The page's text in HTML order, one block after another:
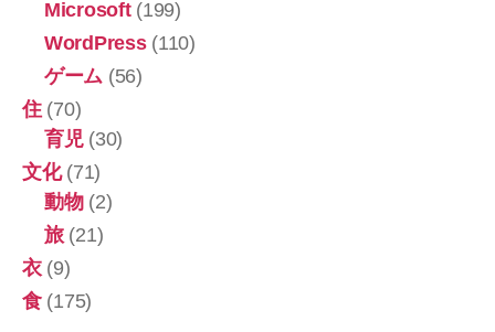
Microsoft(199)
WordPress(110)
ゲーム (56)
住(70)
育児(30)
文化(71)
動物(2)
旅(21)
衣(9)
食(175)